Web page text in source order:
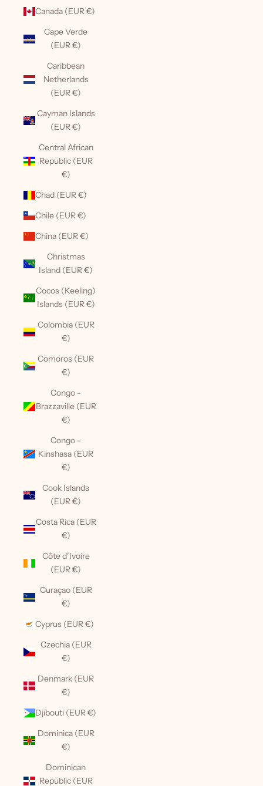
Canada (EUR €)
Cape Verde
(EUR €)
Caribbean
Netherlands
(EUR €)
Cayman Islands
(EUR €)
Central African
Republic (EUR
€)
Chad (EUR €)
Chile (EUR €)
China (EUR €)
Christmas
Island (EUR €)
Cocos (Keeling)
Islands (EUR €)
Colombia (EUR
€)
Comoros (EUR
€)
Congo -
Brazzaville (EUR
€)
Congo -
Kinshasa (EUR
€)
Cook Islands
(EUR €)
Costa Rica (EUR
€)
Côte d’Ivoire
(EUR €)
Curaçao (EUR
€)
Cyprus (EUR €)
Czechia (EUR
€)
Denmark (EUR
€)
Djibouti (EUR €)
Dominica (EUR
€)
Dominican
Republic (EUR